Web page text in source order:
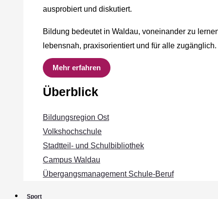
ausprobiert und diskutiert.
Bildung bedeutet in Waldau, voneinander zu
lebensnah, praxisorientiert und für alle zugänglich.
Mehr erfahren
Überblick
Bildungsregion Ost
Volkshochschule
Stadtteil- und Schulbibliothek
Campus Waldau
Übergangsmanagement Schule‐Beruf
Sport